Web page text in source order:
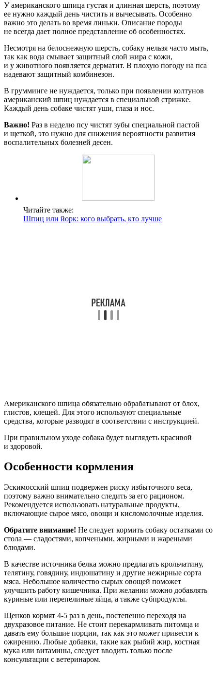
У американского шпица густая и длинная шерсть, поэтому
ее нужно каждый день чистить и вычесывать. Особенно
важно это делать во время линьки. Описание породы
не всегда дает полное представление об особенностях.
Несмотря на белоснежную шерсть, собаку нельзя часто мыть,
так как вода смывает защитный слой жира с кожи,
и у животного появляется дерматит. В плохую погоду на пса
надевают защитный комбинезон.
В грумминге не нуждается, только при появлении колтунов
американский шпиц нуждается в специальной стрижке.
Каждый день собаке чистят уши, глаза и нос.
Важно! Раз в неделю псу чистят зубы специальной пастой
и щеткой, это нужно для снижения вероятности развития
воспалительных болезней десен.
Читайте также:
Шпиц или йорк: кого выбрать, кто лучше
Американского шпица обязательно обрабатывают от блох,
глистов, клещей. Для этого используют специальные
средства, которые разводят в соответствии с инструкцией.
При правильном уходе собака будет выглядеть красивой
и здоровой.
Особенности кормления
Эскимосский шпиц подвержен риску избыточного веса,
поэтому важно внимательно следить за его рационом.
Рекомендуется использовать натуральные продукты,
включающие сырое мясо, овощи и кисломолочные изделия.
Обратите внимание! Не следует кормить собаку остатками со
стола — сладостями, копчеными, жирными и жареными
блюдами.
В качестве источника белка можно предлагать крольчатину,
телятину, говядину, индюшатину и другие нежирные сорта
мяса. Небольшое количество сырых овощей поможет
улучшить работу кишечника. При желании можно добавлять
куриные или перепелиные яйца, а также субпродукты.
Щенков кормят 4-5 раз в день, постепенно переходя на
двухразовое питание. Не стоит перекармливать питомца и
давать ему большие порции, так как это может привести к
ожирению. Любые добавки, такие как рыбий жир, костная
мука или витамины, следует вводить только после
консультации с ветеринаром.